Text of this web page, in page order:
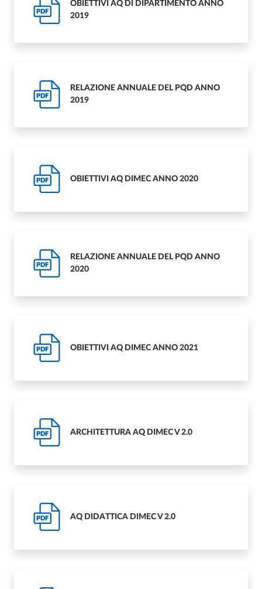
PDF
OBIETTIVI AQ DI DIPARTIMENTO ANNO
2019
PDF
RELAZIONE ANNUALE DEL PQD ANNO
2019
PDF OBIETTIVI AQ DIMEC ANNO 2020
PDF
RELAZIONE ANNUALE DEL PQD ANNO
2020
PDF OBIETTIVI AQ DIMEC ANNO 2021
PDF ARCHITETTURA AQ DIMEC V 2.0
PDF AQ DIDATTICA DIMEC V 2.0